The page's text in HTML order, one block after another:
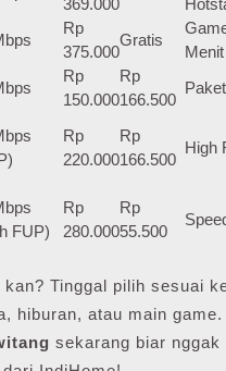
Rp
375.000
Gratis
Rp
150.000
Rp
166.500
Rp
220.000
Rp
166.500
High
FUP)
Rp
280.000
Rp
55.500
Tinggal pilih sesuai
hiburan, atau main game.
sekarang biar nggak